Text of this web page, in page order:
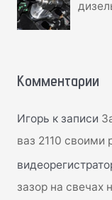
Комментарии
Игорь к записи
ваз 2110 своими
зазор на свечах